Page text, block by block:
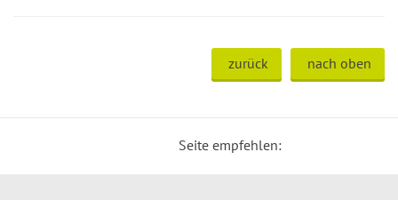
zurück nach oben
Seite empfehlen: